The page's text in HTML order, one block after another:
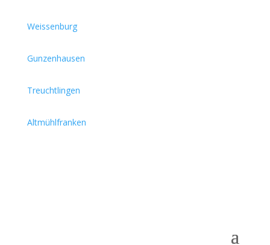
Weissenburg
Gunzenhausen
Treuchtlingen
Altmühlfranken